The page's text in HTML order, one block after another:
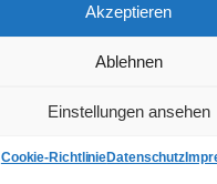
Akzeptieren
Ablehnen
Einstellungen ansehen
Cookie-RichtlinieDatenschutz